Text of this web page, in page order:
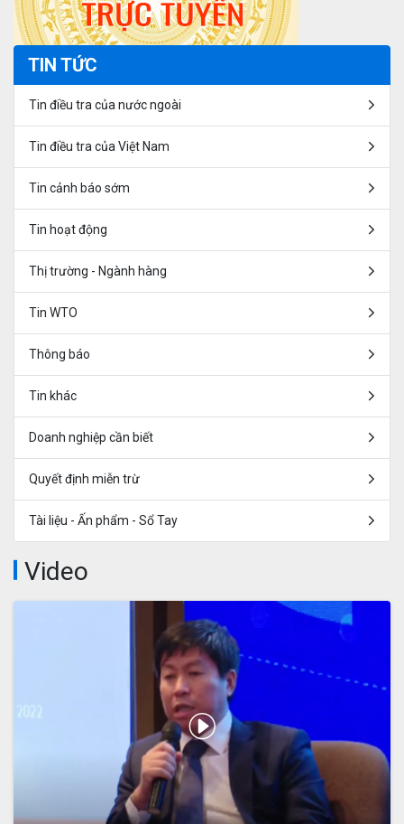
TIN TỨC
Tin điều tra của nước ngoài
Tin điều tra của Việt Nam
Tin cảnh báo sớm
Tin hoạt động
Thị trường - Ngành hàng
Tin WTO
Thông báo
Tin khác
Doanh nghiệp cần biết
Quyết định miễn trừ
Tài liệu - Ấn phẩm - Sổ Tay
Video